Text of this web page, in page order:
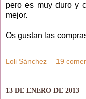
pero es muy duro y
mejor.
Os gustan las
Loli Sánchez 19
13 DE ENERO DE 2013